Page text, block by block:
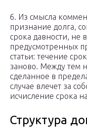
6. Из смысла
признание долга,
срока давности, не
предусмотренных
статьи: течение
заново. Между тем
сделанное в
случае влечет за
исчисление срока
Структура